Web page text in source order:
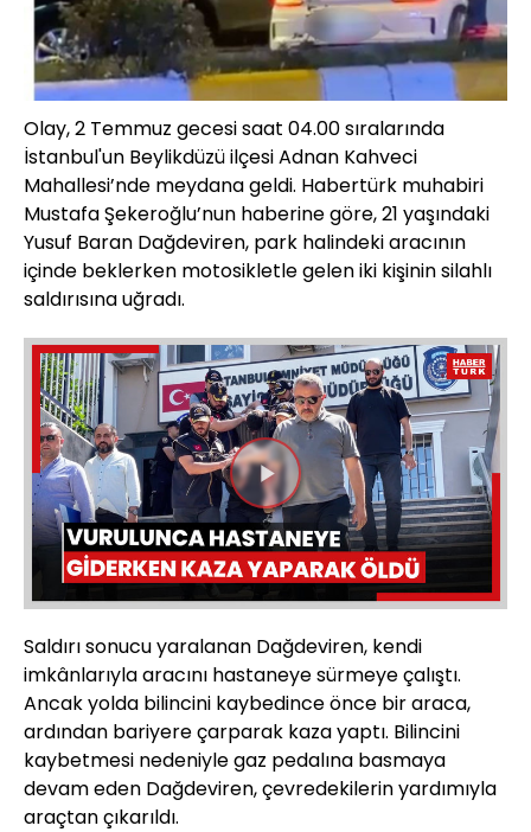
Olay, 2 Temmuz gecesi saat 04.00 sıralarında
İstanbul'un Beylikdüzü ilçesi Adnan Kahveci
Mahallesi’nde meydana geldi. Habertürk muhabiri
Mustafa Şekeroğlu’nun haberine göre, 21 yaşındaki
Yusuf Baran Dağdeviren, park halindeki aracının
içinde beklerken motosikletle gelen iki kişinin silahlı
saldırısına uğradı.
Videoyu
Oynat
Saldırı sonucu yaralanan Dağdeviren, kendi
imkânlarıyla aracını hastaneye sürmeye çalıştı.
Ancak yolda bilincini kaybedince önce bir araca,
ardından bariyere çarparak kaza yaptı. Bilincini
kaybetmesi nedeniyle gaz pedalına basmaya
devam eden Dağdeviren, çevredekilerin yardımıyla
araçtan çıkarıldı.